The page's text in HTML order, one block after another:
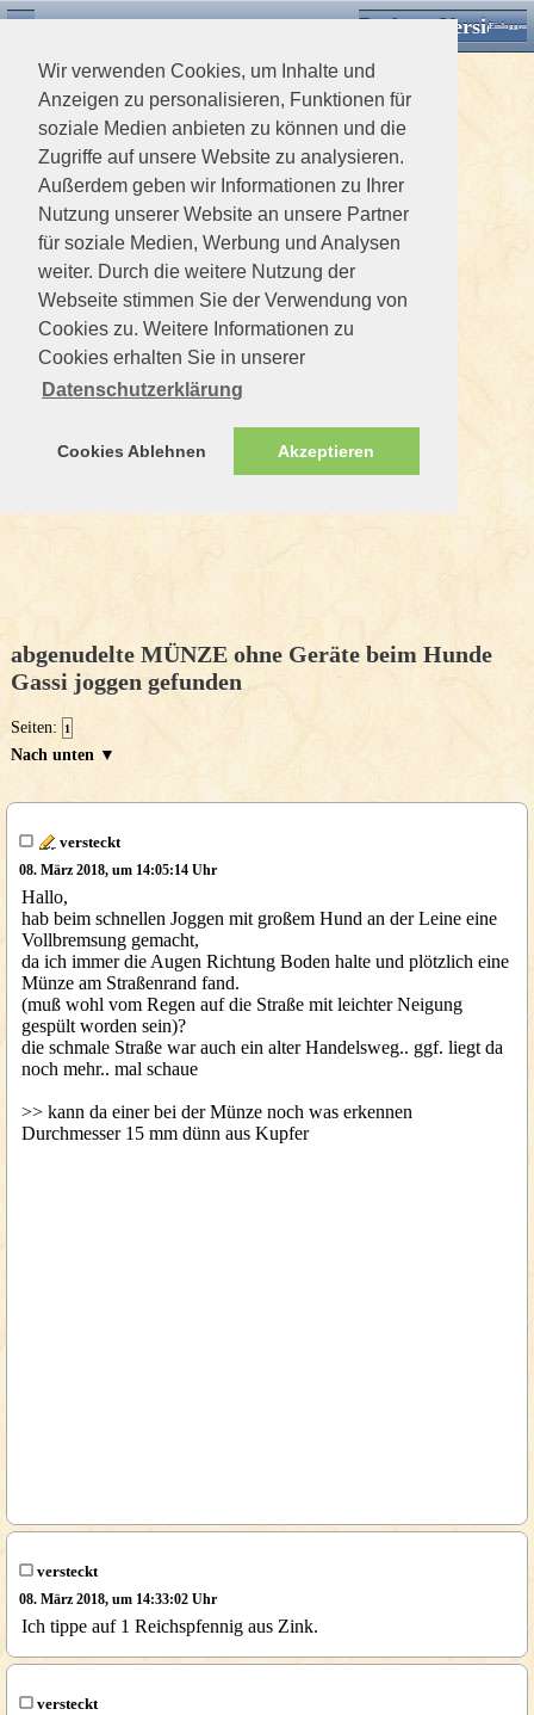
Wir verwenden Cookies, um Inhalte und
Anzeigen zu personalisieren, Funktionen für
soziale Medien anbieten zu können und die
Zugriffe auf unsere Website zu analysieren.
Außerdem geben wir Informationen zu Ihrer
Nutzung unserer Website an unsere Partner
für soziale Medien, Werbung und Analysen
weiter. Durch die weitere Nutzung der
Webseite stimmen Sie der Verwendung von
Cookies zu. Weitere Informationen zu
Cookies erhalten Sie in unserer
Datenschutzerklärung
Cookies Ablehnen Akzeptieren
Desktop VersionEinloggen
abgenudelte MÜNZE ohne Geräte beim Hunde
Gassi joggen gefunden
Seiten: 1
Nach unten ▼
versteckt
08. März 2018, um 14:05:14 Uhr
Hallo,
hab beim schnellen Joggen mit großem Hund an der Leine eine
Vollbremsung gemacht,
da ich immer die Augen Richtung Boden halte und plötzlich eine
Münze am Straßenrand fand.
(muß wohl vom Regen auf die Straße mit leichter Neigung
gespült worden sein)?
die schmale Straße war auch ein alter Handelsweg.. ggf. liegt da
noch mehr.. mal schaue
>> kann da einer bei der Münze noch was erkennen
Durchmesser 15 mm dünn aus Kupfer
versteckt
08. März 2018, um 14:33:02 Uhr
Ich tippe auf 1 Reichspfennig aus Zink.
versteckt